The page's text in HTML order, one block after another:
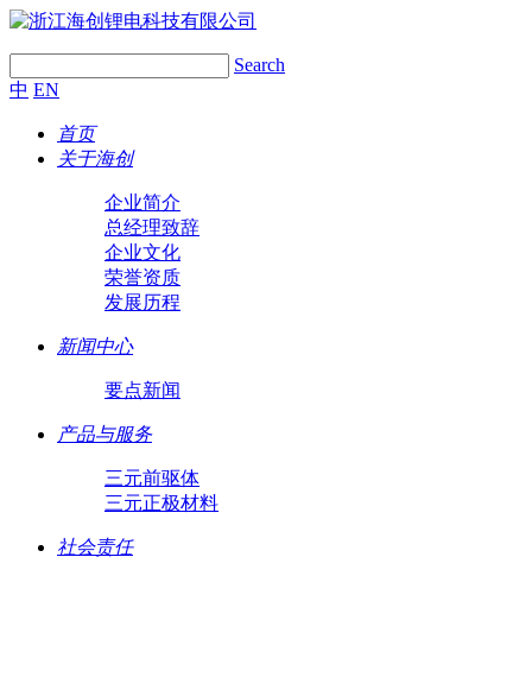
Search
中 EN
首页
关于海创
企业简介
总经理致辞
企业文化
荣誉资质
发展历程
新闻中心
要点新闻
产品与服务
三元前驱体
三元正极材料
社会责任